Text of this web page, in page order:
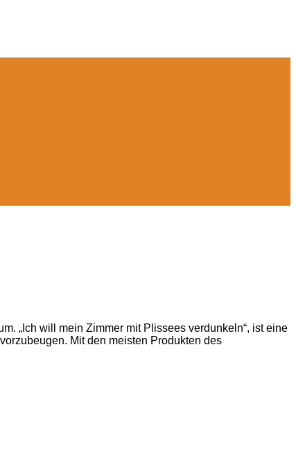
„Ich will mein Zimmer mit Plissees verdunkeln“, ist eine
Mit den meisten Produkten des